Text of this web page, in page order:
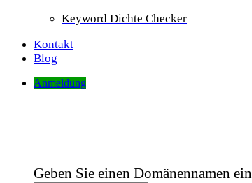
Keyword Dichte Checker
Kontakt
Blog
Anmeldung
Geben Sie einen Domänennamen ein